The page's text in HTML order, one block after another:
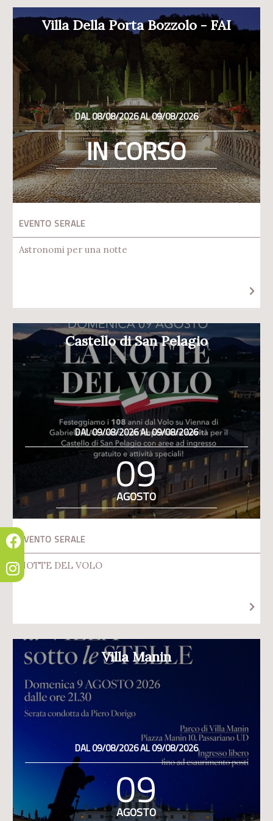
Villa Della Porta Bozzolo - FAI
DAL 08/08/2026 AL 09/08/2026
IN CORSO
EVENTO SERALE
Astronomi per una notte
Castello di San Pelagio
DAL 09/08/2026 AL 09/08/2026
09
AGOSTO
EVENTO SERALE
NOTTE DEL VOLO
Villa Manin
DAL 09/08/2026 AL 09/08/2026
09
AGOSTO